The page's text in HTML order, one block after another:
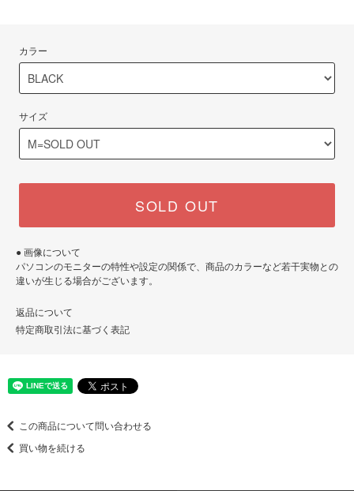
カラー
サイズ
SOLD OUT
● 画像について
パソコンのモニターの特性や設定の関係で、商品のカラーなど若干実物との
違いが生じる場合がございます。
返品について
特定商取引法に基づく表記
この商品について問い合わせる
買い物を続ける